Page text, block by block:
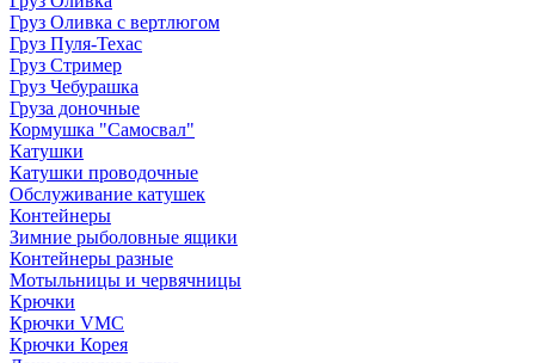
Груз Оливка с вертлюгом
Груз Пуля-Техас
Груз Стример
Груз Чебурашка
Груза доночные
Кормушка "Самосвал"
Катушки
Катушки проводочные
Обслуживание катушек
Контейнеры
Зимние рыболовные ящики
Контейнеры разные
Мотыльницы и червячницы
Крючки
Крючки VMC
Крючки Корея